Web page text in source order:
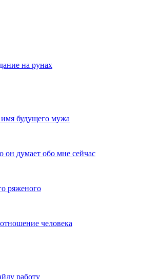
на рунах
будущего мужа
он думает обо мне сейчас
ряженого
человека
работу